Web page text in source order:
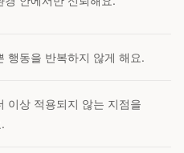
행동을 반복하지 않게 해요.
이상 적용되지 않는 지점을